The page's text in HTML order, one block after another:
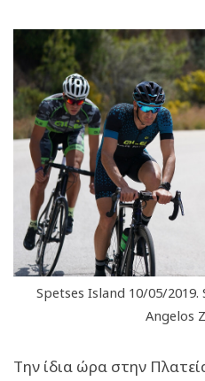
Spetses Island 10/05/
Angelos
Την ίδια ώρα στην